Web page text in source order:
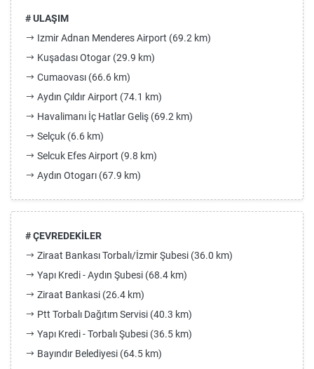
# ULAŞIM
Izmir Adnan Menderes Airport (69.2 km)
Kuşadası Otogar (29.9 km)
Cumaovası (66.6 km)
Aydın Çıldır Airport (74.1 km)
Havalimanı İç Hatlar Geliş (69.2 km)
Selçuk (6.6 km)
Selcuk Efes Airport (9.8 km)
Aydın Otogarı (67.9 km)
# ÇEVREDEKİLER
Ziraat Bankası Torbalı/İzmir Şubesi (36.0 km)
Yapı Kredi - Aydın Şubesi (68.4 km)
Ziraat Bankasi (26.4 km)
Ptt Torbalı Dağıtım Servisi (40.3 km)
Yapı Kredi - Torbalı Şubesi (36.5 km)
Bayındır Belediyesi (64.5 km)